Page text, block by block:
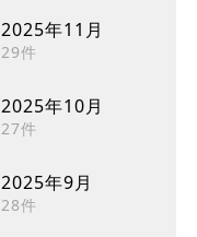
2025年11月
29件
2025年10月
27件
2025年9月
28件